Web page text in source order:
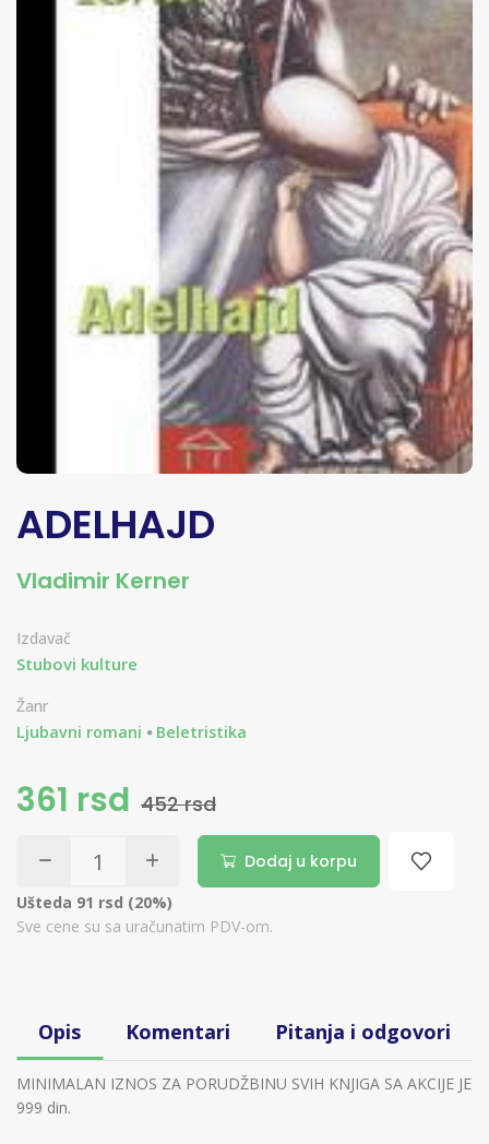
ADELHAJD
Vladimir Kerner
Izdavač
Stubovi kulture
Žanr
Ljubavni romani
Beletristika
361 rsd 452 rsd
Dodaj u korpu
Ušteda 91 rsd (20%)
Sve cene su sa uračunatim PDV-om.
Opis Komentari Pitanja i odgovori
MINIMALAN IZNOS ZA PORUDŽBINU SVIH KNJIGA SA AKCIJE JE
999 din.